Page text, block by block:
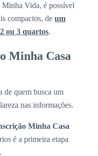
Vida, é possível
compactos, de um
2 ou 3 quartos.
Minha Casa
de quem busca um
nas informações.
Minha Casa
é a primeira etapa